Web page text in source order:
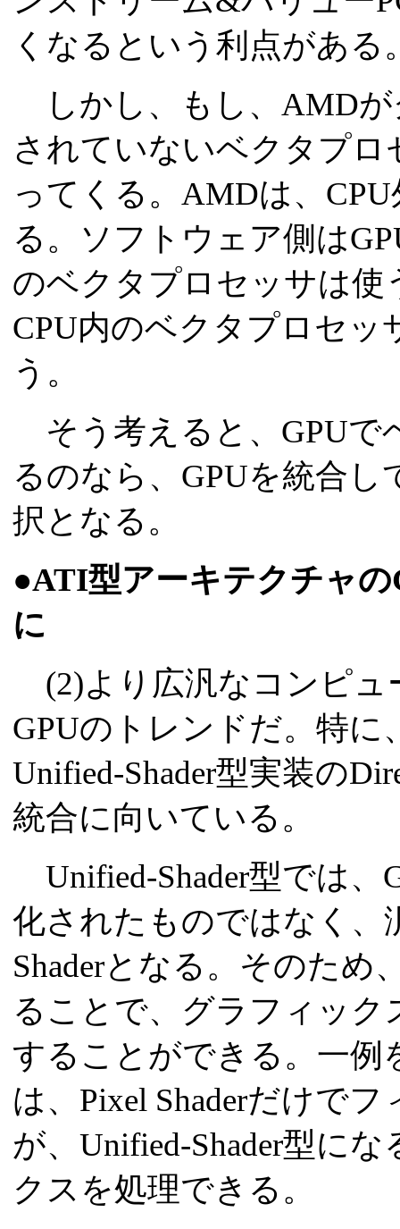
くなるという利点がある
しかし、もし、AMDが
されていないベクタプ
ってくる。AMDは、
る。ソフトウェア側は
のベクタプロセッサは
CPU内のベクタプロセ
う。
そう考えると、GPUで
るのなら、GPUを統合
択となる。
●ATI型アーキテクチャ
に
(2)より広汎なコンピュ
GPUのトレンドだ。特
Unified-Shader型実装の
統合に向いている。
Unified-Shader型では、
化されたものではなく、
Shaderとなる。そのため
ることで、グラフィック
することができる。一例
は、Pixel Shaderだけで
が、Unified-Shader型に
クスを処理できる。